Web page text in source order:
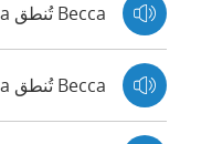
Becca تُنطق Joanna
Becca تُنطق Kendra